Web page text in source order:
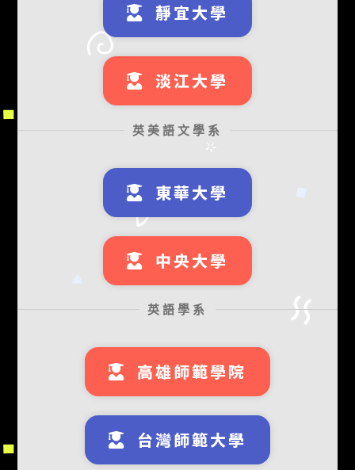
靜宜大學
淡江大學
英美語文學系
東華大學
中央大學
英語學系
高雄師範學院
台灣師範大學